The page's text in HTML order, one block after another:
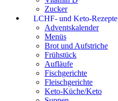
Zucker
LCHF- und Keto-Rezepte
Adventskalender
Menüs
Brot und Aufstriche
Frühstück
Aufläufe
Fischgerichte
Fleischgerichte
Keto-Küche/Keto